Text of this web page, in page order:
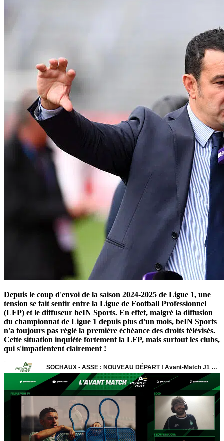
Depuis le coup d'envoi de la saison 2024-2025 de Ligue 1, une
tension se fait sentir entre la Ligue de Football Professionnel
(LFP) et le diffuseur beIN Sports. En effet, malgré la diffusion
du championnat de Ligue 1 depuis plus d'un mois, beIN Sports
n'a toujours pas réglé la première échéance des droits télévisés.
Cette situation inquiète fortement la LFP, mais surtout les clubs,
qui s'impatientent clairement !